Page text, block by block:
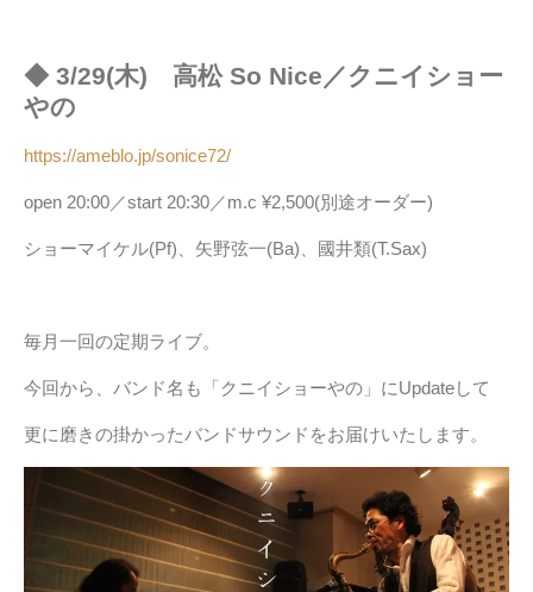
◆ 3/29(木) 高松 So Nice／クニイショー
やの
https://ameblo.jp/sonice72/
open 20:00／start 20:30／m.c ¥2,500(別途オーダー)
ショーマイケル(Pf)、矢野弦一(Ba)、國井類(T.Sax)
毎月一回の定期ライブ。
今回から、バンド名も「クニイショーやの」にUpdateして
更に磨きの掛かったバンドサウンドをお届けいたします。